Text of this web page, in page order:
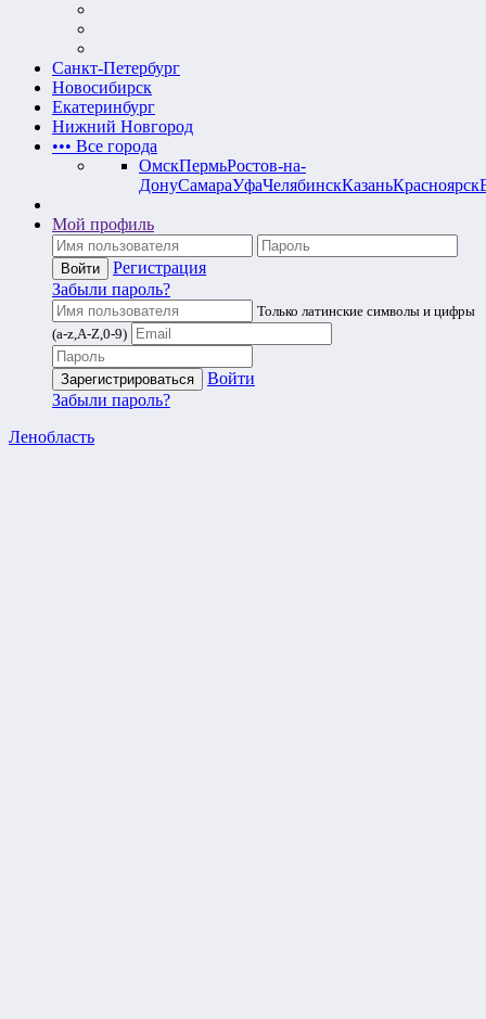
Санкт-Петербург
Новосибирск
Екатеринбург
Нижний Новгород
••• Все города
ОмскПермьРостов-на-
ДонуСамараУфаЧелябинскКазаньКрасноярск
Мой профиль
Регистрация
Забыли пароль?
Только латинские символы и цифры
(a-z,A-Z,0-9)
Войти
Забыли пароль?
Ленобласть